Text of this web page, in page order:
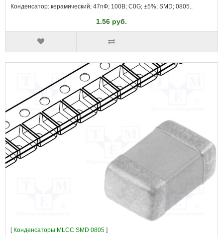
Конденсатор: керамический; 47пФ; 100В; C0G; ±5%; SMD; 0805..
1.56 руб.
[ Конденсаторы MLCC SMD 0805 ]